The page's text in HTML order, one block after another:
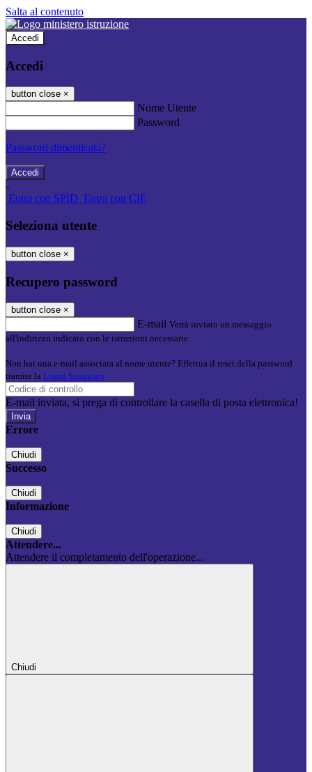
Salta al contenuto
Accedi
Accedi
button close ×
Nome Utente
Password
Password dimenticata?
-
Entra con SPID Entra con CIE
Seleziona utente
button close ×
Recupero password
button close ×
E-mail Verrà inviato un messaggio
all'indirizzo indicato con le istruzioni necessarie.
Non hai una e-mail associata al nome utente? Effettua il reset della password
tramite la Login Spaggiari
E-mail inviata, si prega di controllare la casella di posta elettronica!
Errore
Chiudi
Successo
Chiudi
Informazione
Chiudi
Attendere...
Attendere il completamento dell'operazione...
Chiudi